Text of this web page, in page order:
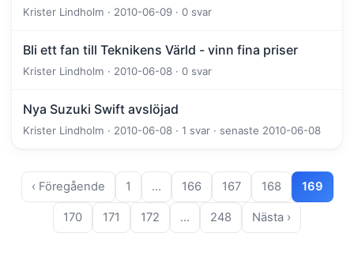
Krister Lindholm · 2010-06-09 · 0 svar
Bli ett fan till Teknikens Värld - vinn fina priser
Krister Lindholm · 2010-06-08 · 0 svar
Nya Suzuki Swift avslöjad
Krister Lindholm · 2010-06-08 · 1 svar · senaste 2010-06-08
‹ Föregående 1 … 166 167 168 169
170 171 172 … 248 Nästa ›